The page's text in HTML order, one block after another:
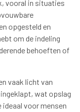
vooral in situaties
opgesteld en
om de indeling
behoeften of
vaak licht van
wat opslag
voor mensen